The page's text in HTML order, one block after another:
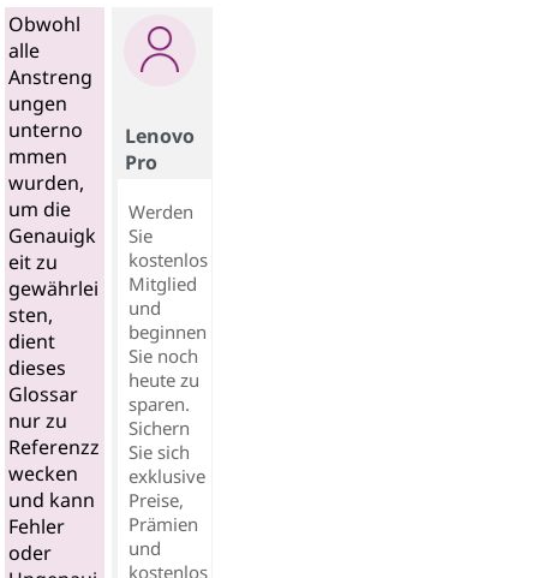
Obwohl
alle
Anstreng
ungen
unterno
mmen
wurden,
um die
Genauigk
eit zu
gewährlei
sten,
dient
dieses
Glossar
nur zu
Referenzz
wecken
und kann
Fehler
oder
Lenovo
Pro
Werden
Sie
kostenlos
Mitglied
und
beginnen
Sie noch
heute zu
sparen.
Sichern
Sie sich
exklusive
Preise,
Prämien
und
kostenlos